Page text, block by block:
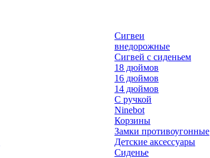
Сигвеи
внедорожные
Сигвей с сиденьем
18 дюймов
16 дюймов
14 дюймов
С ручкой
Ninebot
Корзины
Замки противоугонные
Детские аксессуары
Сиденье